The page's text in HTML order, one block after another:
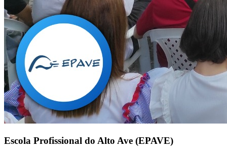
Escola Profissional do Alto Ave (EPAVE)